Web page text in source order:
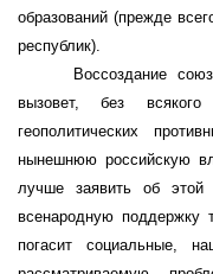
образований (прежде
республик).
Воссоздание
вызовет, без
геополитических
нынешнюю российскую
лучше заявить об этой
всенародную поддержку
погасит социальные,